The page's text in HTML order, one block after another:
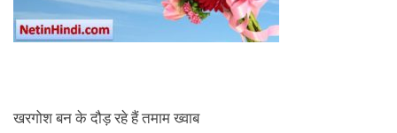
खरगोश बन के दौड़ रहे हैं तमाम ख्वाब